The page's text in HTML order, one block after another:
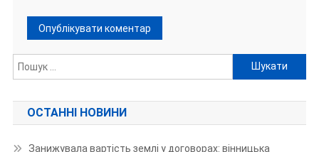
Пошук:
ОСТАННІ НОВИНИ
Занижувала вартість землі у договорах: вінницька